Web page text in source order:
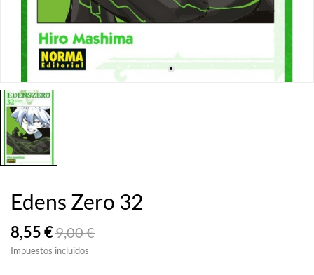
Edens Zero 32
8,55 €9,00 €
Impuestos incluidos